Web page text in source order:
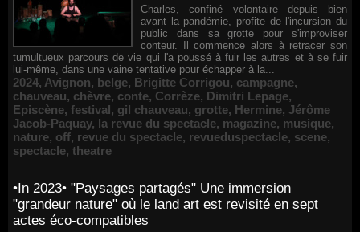
Charles, confiné volontaire depuis bien
avant la pandémie, profite de l'incursion du
public dans sa grotte pour s'improviser
conteur. Il commence alors à retracer son
tumultueux parcours de vie qui l'a poussé à fuir les autres et à se fuir
lui-même, dans une vaine tentative pour échapper à la...
2024, Avignon, belge, Brigitte Corrigou, campagne,
chauveau, chèvre, conte, Corrèze, Dimitri Lepage,
Episcène, festival, gil chauveau, grotte, Hermine, Jérôme
Jacob-Paquay, la revue du spectacle, magazine, musique,
nature, off, revue du spectacle, revueduspectacle, scene,
spectacle, theatre
•In 2023• "Paysages partagés" Une immersion
"grandeur nature" où le land art est revisité en sept
actes éco-compatibles